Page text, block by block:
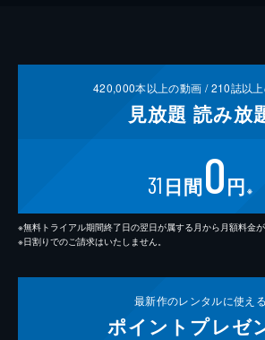
420,000本以上の動画 /210誌以
見放題 読み放
31 日間0円 ※
※無料トライアル期間終了日の翌日が属する月から月額料金が
※日割りでのご請求はいたしません。
最新作のレンタルに使える
ポイント プレゼ